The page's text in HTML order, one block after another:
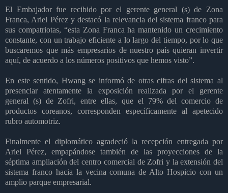
El Embajador fue recibido por el gerente general (s) de Zona
Franca, Ariel Pérez y destacó la relevancia del sistema franco para
sus compatriotas, “esta Zona Franca ha mantenido un crecimiento
constante, con un trabajo eficiente a lo largo del tiempo, por lo que
buscaremos que más empresarios de nuestro país quieran invertir
aquí, de acuerdo a los números positivos que hemos visto”.
En este sentido, Hwang se informó de otras cifras del sistema al
presenciar atentamente la exposición realizada por el gerente
general (s) de Zofri, entre ellas, que el 79% del comercio de
productos coreanos, corresponden específicamente al apetecido
rubro automotriz.
Finalmente el diplomático agradeció la recepción entregada por
Ariel Pérez, empapándose también de las proyecciones de la
séptima ampliación del centro comercial de Zofri y la extensión del
sistema franco hacia la vecina comuna de Alto Hospicio con un
amplio parque empresarial.